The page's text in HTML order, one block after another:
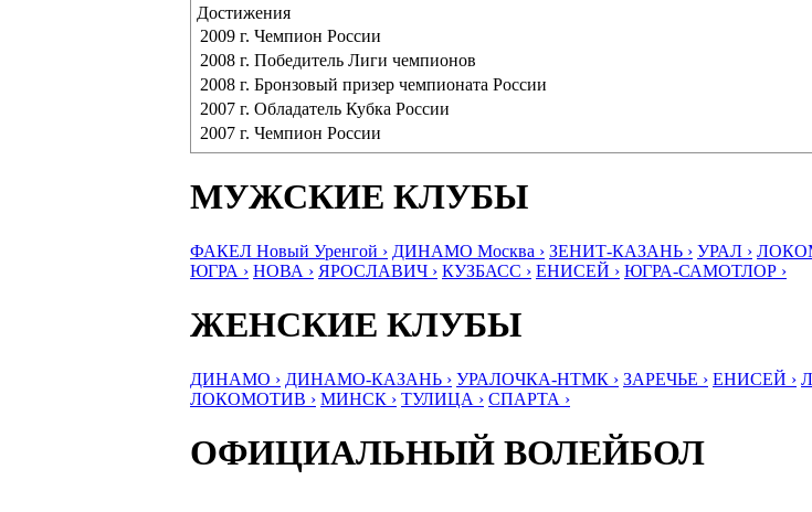
Достижения
2009 г. Чемпион России
2008 г. Победитель Лиги чемпионов
2008 г. Бронзовый призер чемпионата России
2007 г. Обладатель Кубка России
2007 г. Чемпион России
МУЖСКИЕ КЛУБЫ
ФАКЕЛ Новый Уренгой › ДИНАМО Москва › ЗЕНИТ-КАЗАНЬ › УРАЛ ›
ЮГРА › НОВА › ЯРОСЛАВИЧ › КУЗБАСС › ЕНИСЕЙ › ЮГРА-САМОТЛОР ›
ЖЕНСКИЕ КЛУБЫ
ДИНАМО › ДИНАМО-КАЗАНЬ › УРАЛОЧКА-НТМК › ЗАРЕЧЬЕ › ЕНИСЕЙ ›
ЛОКОМОТИВ › МИНСК › ТУЛИЦА › СПАРТА ›
ОФИЦИАЛЬНЫЙ ВОЛЕЙБОЛ